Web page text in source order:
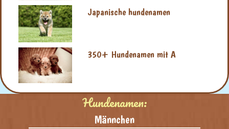
Japanische hundenamen
350+ Hundenamen mit A
Hundenamen:
Männchen